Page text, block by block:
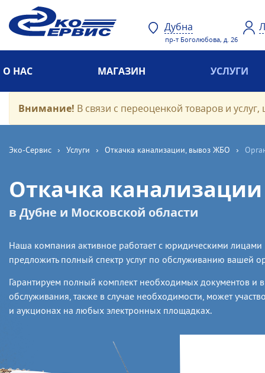
Дубна
пр-т Боголюбова, д. 26
О НАС МАГАЗИН УСЛУГИ
Внимание! В связи с переоценкой товаров и
Эко-Cервис › Услуги › Откачка канализации, вывоз ЖБО ›
Откачка
в Дубне и Московской области
Наша компания активное работает с юридическими лицами
предложить полный спектр услуг по обслуживанию вашей
Гарантируем полный комплект необходимых документов и
обслуживания, также в случае необходимости, может
и аукционах на любых электронных площадках.